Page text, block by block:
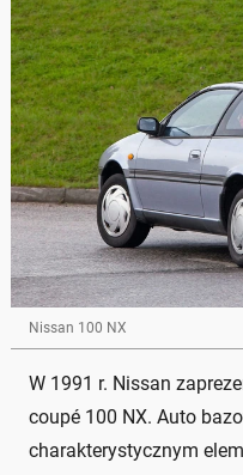
Nissan 100 NX
W 1991 r. Nissan
coupé 100 NX. Auto
charakterystycznym